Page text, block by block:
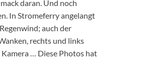
daran. Und noch
In Stromeferry angelangt
auch der
rechts und links
… Diese Photos hat